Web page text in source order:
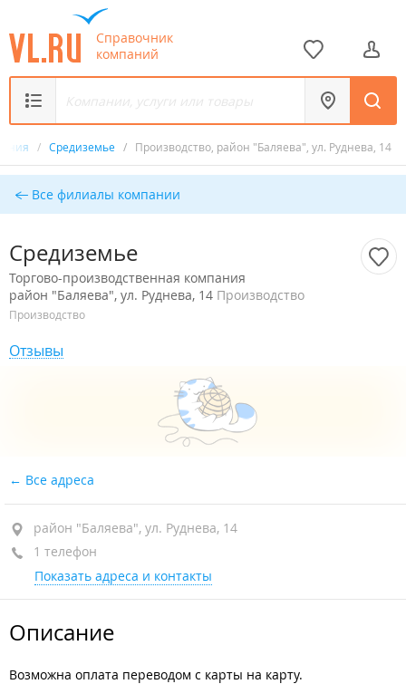
Справочник
компаний
/ Средиземье / Производство, район "Баляева", ул. Руднева, 14
Все филиалы компании
Средиземье
Торгово-производственная компания
район "Баляева", ул. Руднева, 14 Производство
Производство
Отзывы
Все адреса
район "Баляева", ул. Руднева, 14
1 телефон
Показать адреса и контакты
Описание
Возможна оплата переводом с карты на карту.